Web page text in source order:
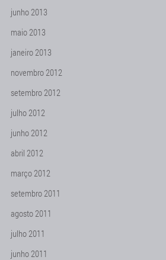
junho 2013
maio 2013
janeiro 2013
novembro 2012
setembro 2012
julho 2012
junho 2012
abril 2012
março 2012
setembro 2011
agosto 2011
julho 2011
junho 2011